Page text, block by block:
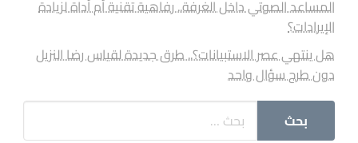
المساعد الصوتي داخل الغرفة.. رفاهية تقنية أم أداة لزيادة
الإيرادات؟
هل ينتهي عصر الاستبيانات؟.. طرق جديدة لقياس رضا النزيل
دون طرح سؤال واحد